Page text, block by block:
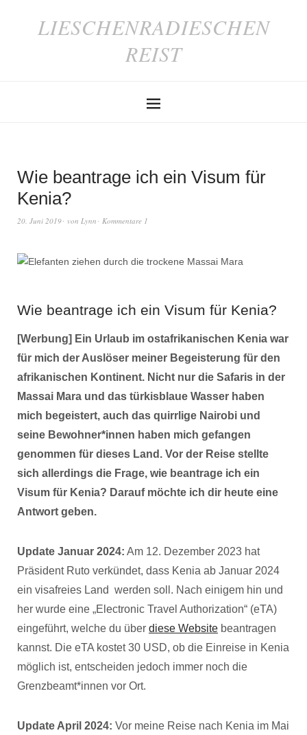
LIESCHENRADIESCHEN
REIST
Wie beantrage ich ein Visum für
Kenia?
20. Juni 2019 von Lynn Kommentare 1
Wie beantrage ich ein Visum für Kenia?
[Werbung] Ein Urlaub im ostafrikanischen Kenia war
für mich der Auslöser meiner Begeisterung für den
afrikanischen Kontinent. Nicht nur die Safaris in der
Massai Mara und das türkisblaue Wasser haben
mich begeistert, auch das quirrlige Nairobi und
seine Bewohner*innen haben mich gefangen
genommen für dieses Land. Vor der Reise stellte
sich allerdings die Frage, wie beantrage ich ein
Visum für Kenia? Darauf möchte ich dir heute eine
Antwort geben.
Update Januar 2024: Am 12. Dezember 2023 hat
Präsident Ruto verkündet, dass Kenia ab Januar 2024
ein visafreies Land werden soll. Nach einigem hin und
her wurde eine „Electronic Travel Authorization“ (eTA)
eingeführt, welche du über diese Website beantragen
kannst. Die eTA kostet 30 USD, ob die Einreise in Kenia
möglich ist, entscheiden jedoch immer noch die
Grenzbeamt*innen vor Ort.
Update April 2024: Vor meine Reise nach Kenia im Mai